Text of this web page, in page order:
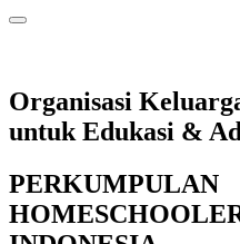
Organisasi
untuk Edukasi &
PERKUMPULAN